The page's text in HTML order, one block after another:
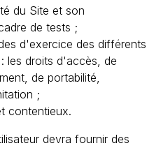
du Site et son
de tests ;
d'exercice des différents
les droits d'accès, de
de portabilité,
;
contentieux.
devra fournir des